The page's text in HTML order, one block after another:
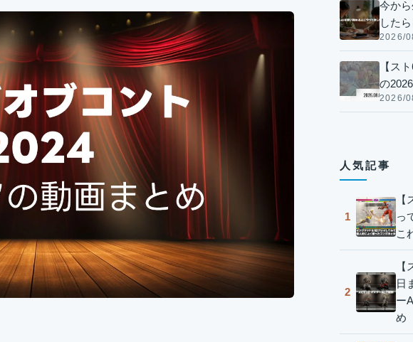
今か
した
2026/
【ス
の
2026/
人気記事
1
【
っ
こ
2
日
ー
め